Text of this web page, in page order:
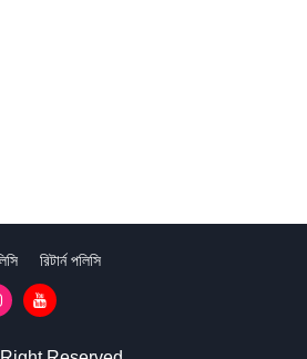
রিটার্ন পলিসি